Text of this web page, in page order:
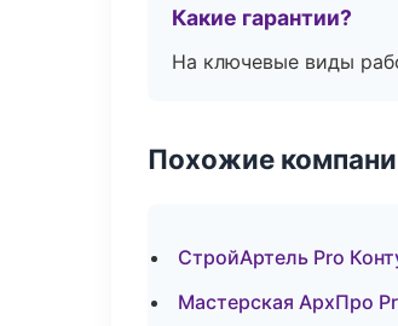
Какие гарантии?
На ключевые виды
Похожие
СтройАртель Pro
Мастерская АрхПро